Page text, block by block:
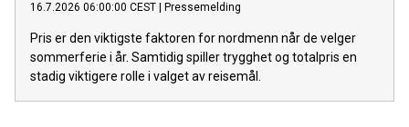
16.7.2026 06:00:00 CEST Pressemelding
Pris er den viktigste faktoren for nordmenn når de velger
sommerferie i år. Samtidig spiller trygghet og totalpris en
stadig viktigere rolle i valget av reisemål.